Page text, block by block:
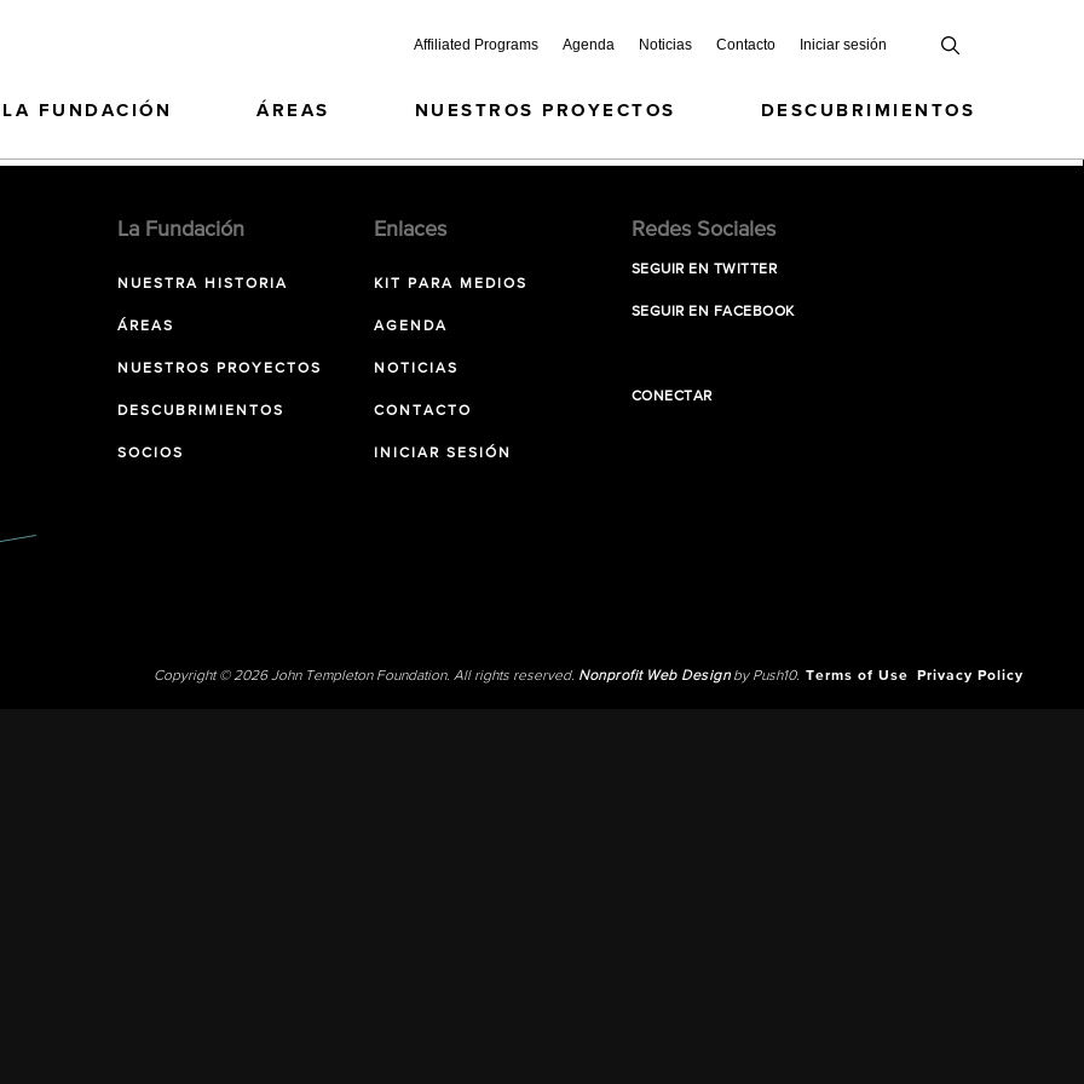
Affiliated Programs Agenda Noticias Contacto Iniciar sesión
LA FUNDACIÓN ÁREAS NUESTROS PROYECTOS DESCUBRIMIENTOS
La Fundación
NUESTRA HISTORIA
ÁREAS
NUESTROS PROYECTOS
DESCUBRIMIENTOS
SOCIOS
Enlaces
KIT PARA MEDIOS
AGENDA
NOTICIAS
CONTACTO
INICIAR SESIÓN
Redes Sociales
SEGUIR EN TWITTER
SEGUIR EN FACEBOOK
CONECTAR
Copyright © 2026 John Templeton Foundation. All rights reserved. Nonprofit Web Designby Push10. Terms of Use Privacy Policy